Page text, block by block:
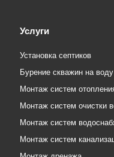
Услуги
Установка септиков
Бурение скважин на воду
Монтаж систем
Монтаж систем очистки
Монтаж систем
Монтаж систем